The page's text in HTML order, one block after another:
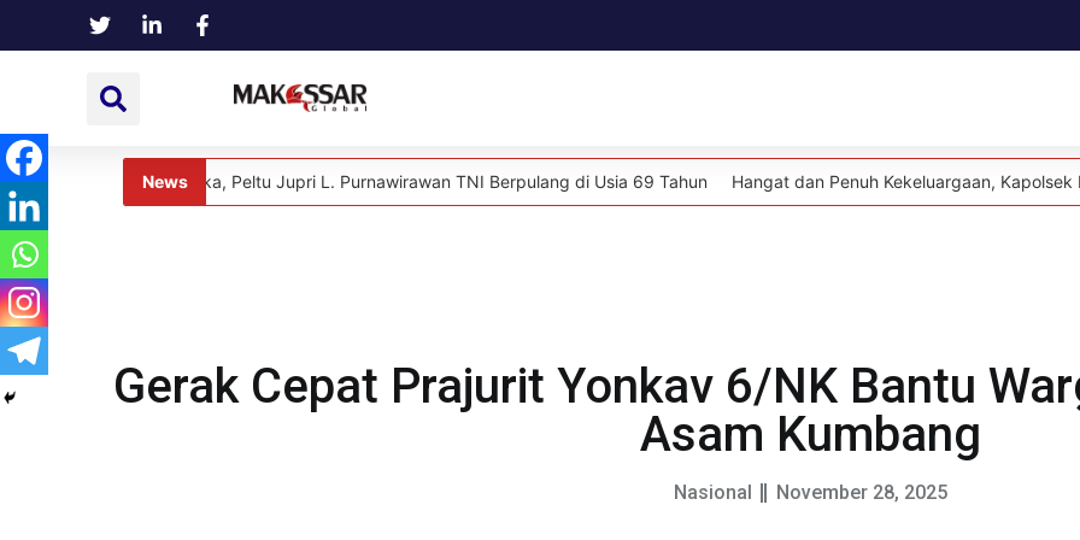
News
Peltu Jupri L. Purnawirawan TNI Berpulang di Usia 69 Tahun Hangat dan Penuh Kekeluargaan, Kapolsek Bajeng Bersama
Gerak Cepat Prajurit Yonkav 6/NK Bantu
Asam Kumbang
Nasional November 28, 2025